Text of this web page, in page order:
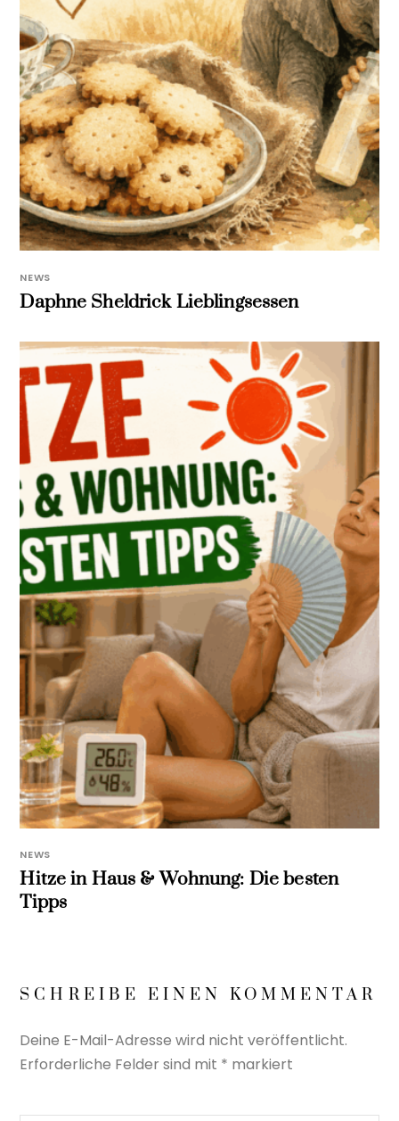
NEWS
Daphne Sheldrick Lieblingsessen
NEWS
Hitze in Haus & Wohnung: Die besten
Tipps
SCHREIBE EINEN KOMMENTAR
Deine E-Mail-Adresse wird nicht veröffentlicht.
Erforderliche Felder sind mit * markiert